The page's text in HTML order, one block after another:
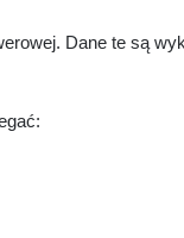
Dane te są